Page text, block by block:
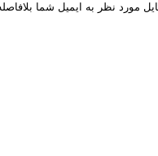
مورد نظر به ایمیل شما